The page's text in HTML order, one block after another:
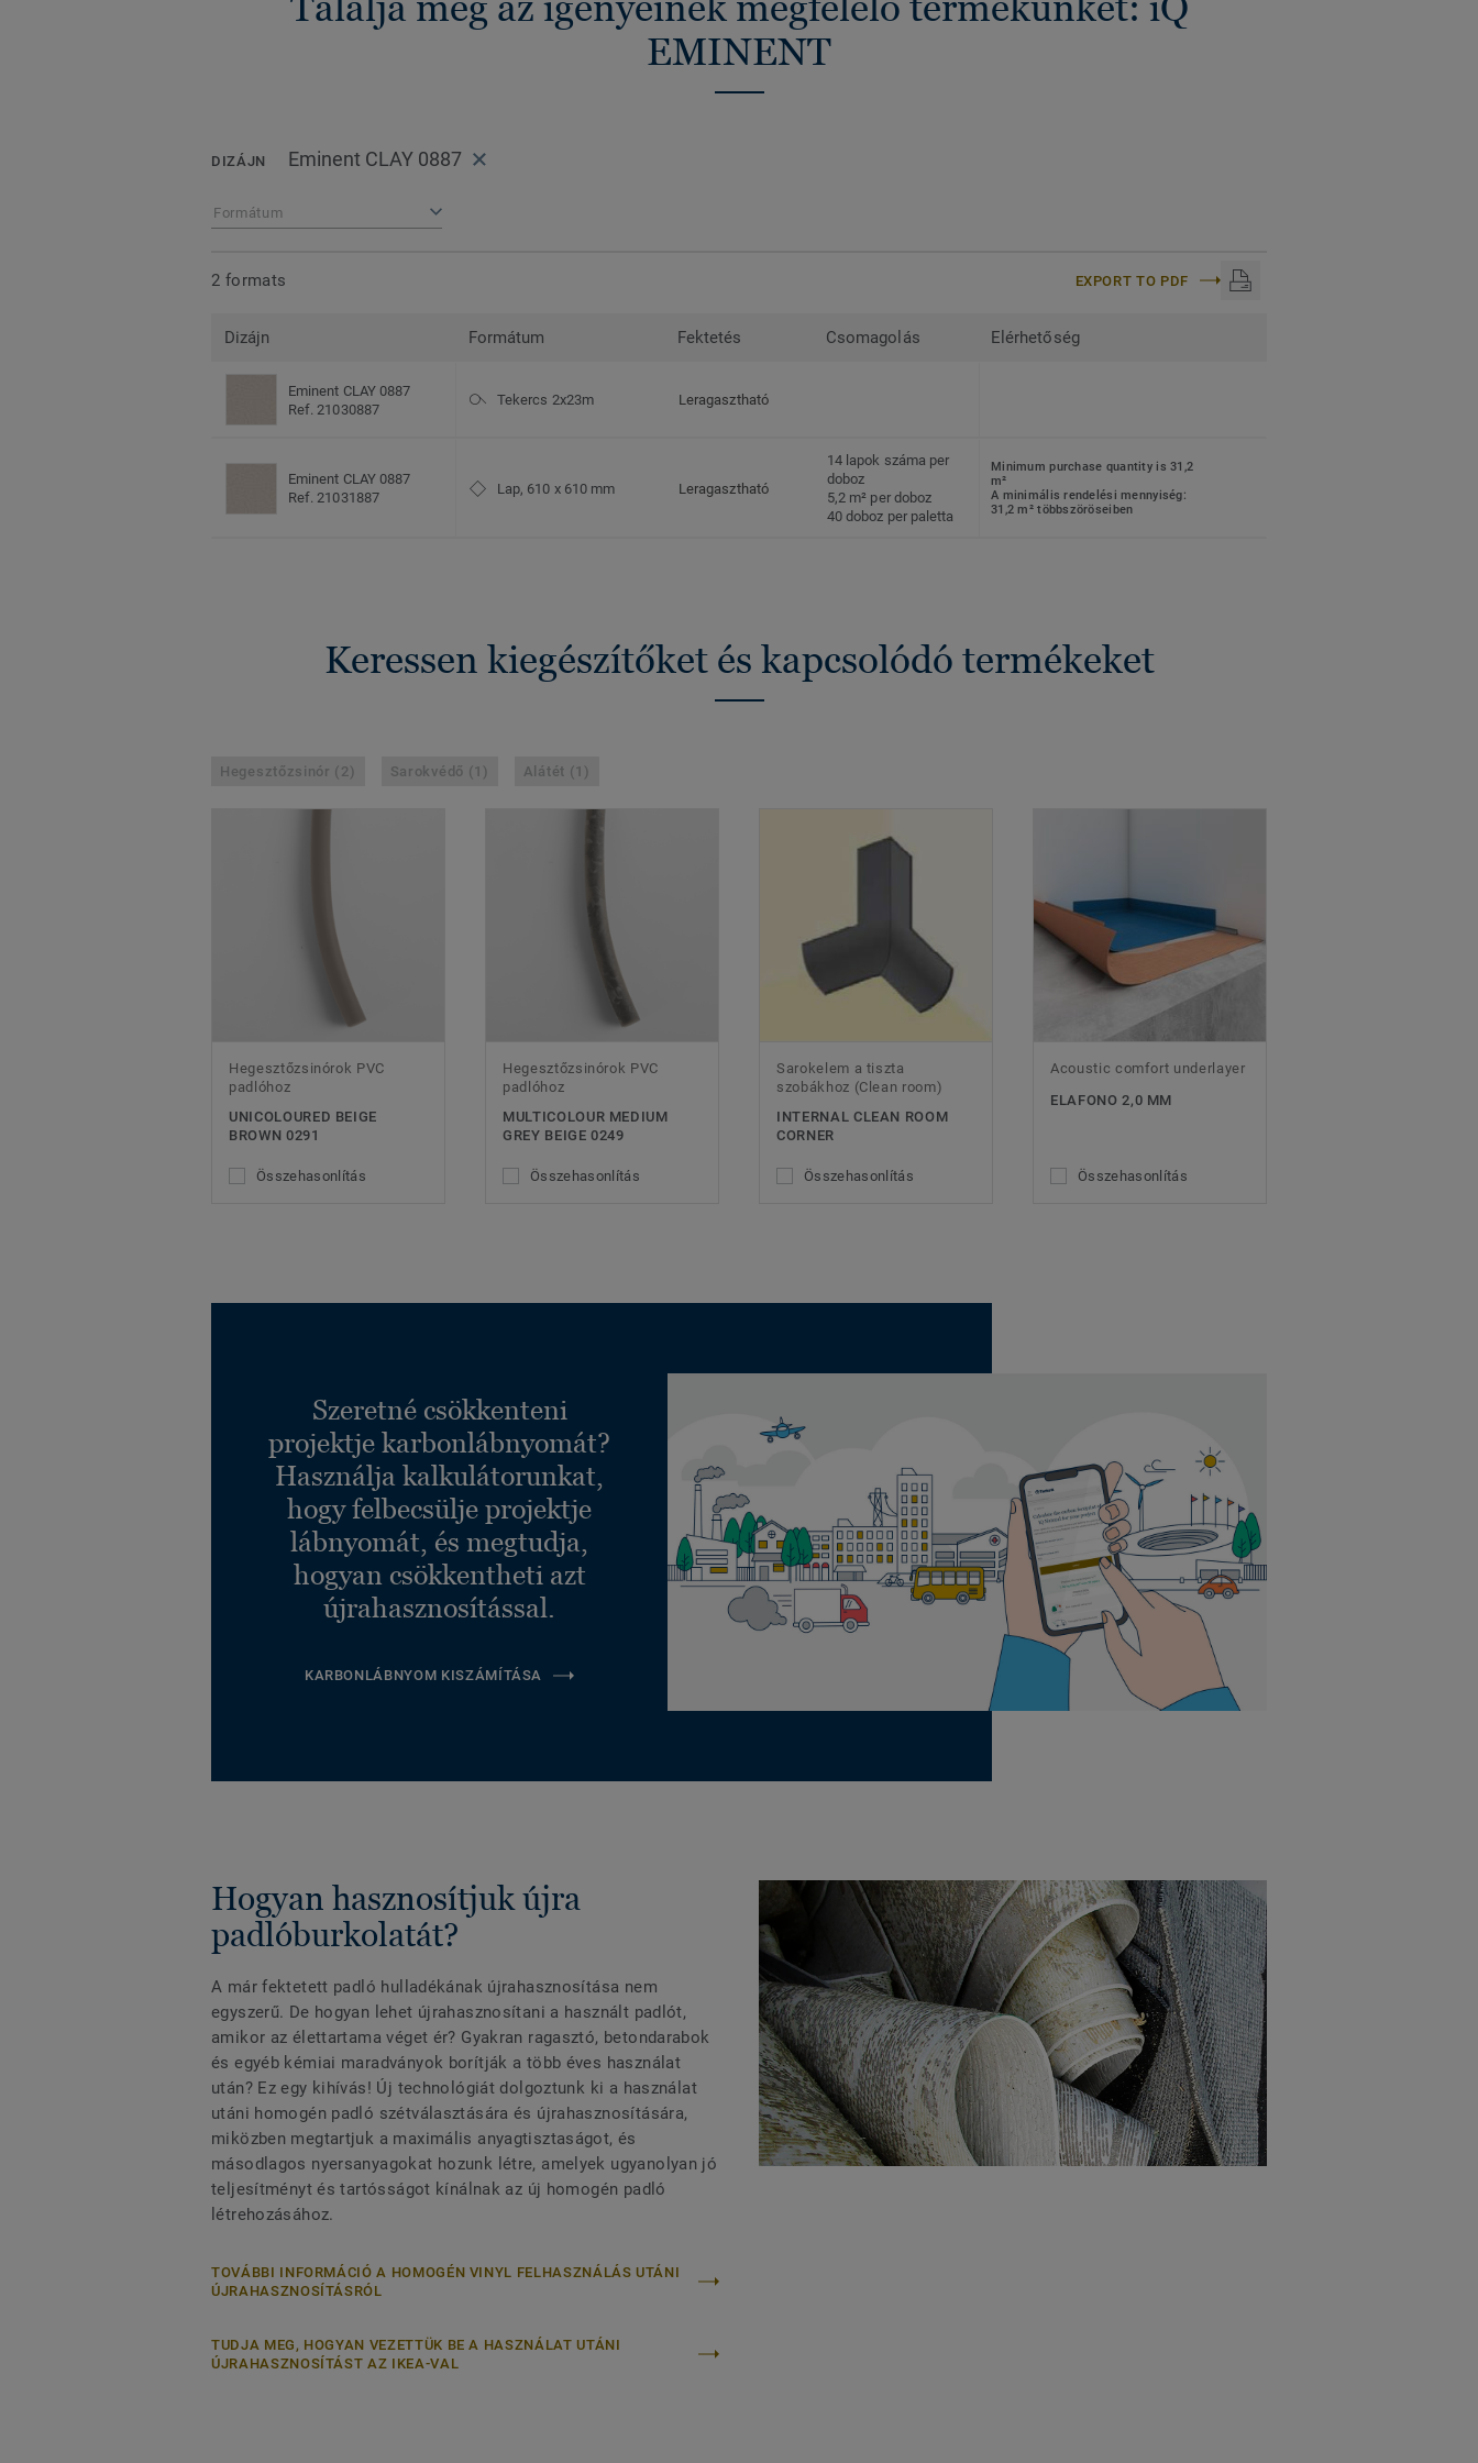
EMINENT
DIZÁJN Eminent CLAY 0887
Formátum
2 formats EXPORT TO PDF
Dizájn Formátum Fektetés Csomagolás Elérhetőség
Eminent CLAY 0887
Ref. 21030887
Tekercs 2x23m Leragasztható
Eminent CLAY 0887
Ref. 21031887
Lap, 610 x 610 mm Leragasztható
14 lapok száma per
doboz
5,2 m² per doboz
40 doboz per paletta
Minimum purchase quantity is 31,2
m²
A minimális rendelési mennyiség:
31,2 m² többszöröseiben
Keressen kiegészítőket és kapcsolódó termékeket
Hegesztőzsinór (2) Sarokvédő (1) Alátét (1)
Hegesztőzsinórok PVC
padlóhoz
UNICOLOURED BEIGE
BROWN 0291
Összehasonlítás
Hegesztőzsinórok PVC
padlóhoz
MULTICOLOUR MEDIUM
GREY BEIGE 0249
Összehasonlítás
Sarokelem a tiszta
szobákhoz (Clean room)
INTERNAL CLEAN ROOM
CORNER
Összehasonlítás
Acoustic comfort underlayer
ELAFONO 2,0 MM
Összehasonlítás
Szeretné csökkenteni
projektje karbonlábnyomát?
Használja kalkulátorunkat,
hogy felbecsülje projektje
lábnyomát, és megtudja,
hogyan csökkentheti azt
újrahasznosítással.
KARBONLÁBNYOM KISZÁMÍTÁSA
Hogyan hasznosítjuk újra
padlóburkolatát?
A már fektetett padló hulladékának újrahasznosítása nem
egyszerű. De hogyan lehet újrahasznosítani a használt padlót,
amikor az élettartama véget ér? Gyakran ragasztó, betondarabok
és egyéb kémiai maradványok borítják a több éves használat
után? Ez egy kihívás! Új technológiát dolgoztunk ki a használat
utáni homogén padló szétválasztására és újrahasznosítására,
miközben megtartjuk a maximális anyagtisztaságot, és
másodlagos nyersanyagokat hozunk létre, amelyek ugyanolyan jó
teljesítményt és tartósságot kínálnak az új homogén padló
létrehozásához.
TOVÁBBI INFORMÁCIÓ A HOMOGÉN VINYL FELHASZNÁLÁS UTÁNI
ÚJRAHASZNOSÍTÁSRÓL
TUDJA MEG, HOGYAN VEZETTÜK BE A HASZNÁLAT UTÁNI
ÚJRAHASZNOSÍTÁST AZ IKEA-VAL